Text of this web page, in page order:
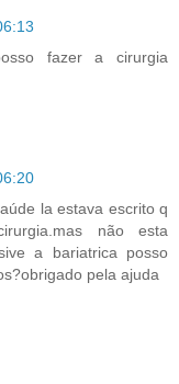
fazer a cirurgia
la estava escrito q
não esta
a bariatrica posso
pela ajuda